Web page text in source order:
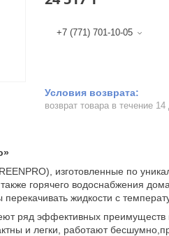
+7 (771) 701-10-05
возврат товара в течение 14
изготовленные по
горячего водоснабжения
жидкости с
ряд эффективных преимуществ
и легки, работают